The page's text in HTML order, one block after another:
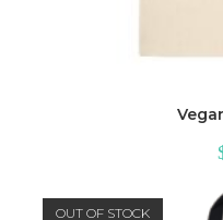
OUT OF STOCK